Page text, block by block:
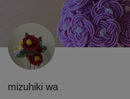
mizuhiki wa